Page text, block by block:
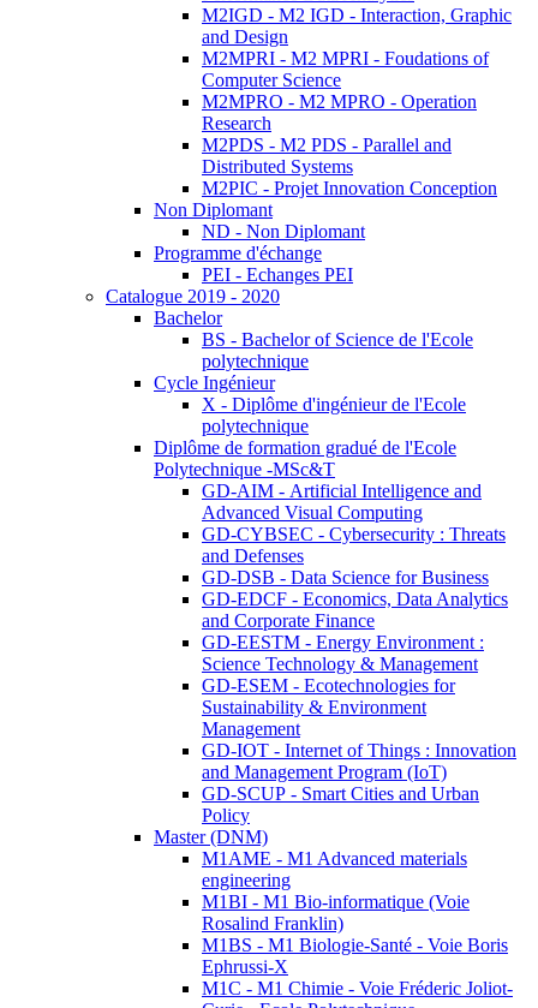
M2IGD - M2 IGD - Interaction, Graphic
and Design
M2MPRI - M2 MPRI - Foudations of
Computer Science
M2MPRO - M2 MPRO - Operation
Research
M2PDS - M2 PDS - Parallel and
Distributed Systems
M2PIC - Projet Innovation Conception
Non Diplomant
ND - Non Diplomant
Programme d'échange
PEI - Echanges PEI
Catalogue 2019 - 2020
Bachelor
BS - Bachelor of Science de l'Ecole
polytechnique
Cycle Ingénieur
X - Diplôme d'ingénieur de l'Ecole
polytechnique
Diplôme de formation gradué de l'Ecole
Polytechnique -MSc&T
GD-AIM - Artificial Intelligence and
Advanced Visual Computing
GD-CYBSEC - Cybersecurity : Threats
and Defenses
GD-DSB - Data Science for Business
GD-EDCF - Economics, Data Analytics
and Corporate Finance
GD-EESTM - Energy Environment :
Science Technology & Management
GD-ESEM - Ecotechnologies for
Sustainability & Environment
Management
GD-IOT - Internet of Things : Innovation
and Management Program (IoT)
GD-SCUP - Smart Cities and Urban
Policy
Master (DNM)
M1AME - M1 Advanced materials
engineering
M1BI - M1 Bio-informatique (Voie
Rosalind Franklin)
M1BS - M1 Biologie-Santé - Voie Boris
Ephrussi-X
M1C - M1 Chimie - Voie Fréderic Joliot-